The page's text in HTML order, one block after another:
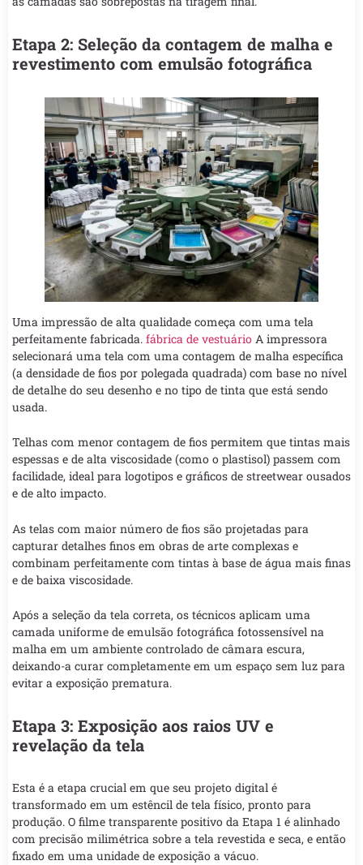
Etapa 2: Seleção da contagem de malha e
revestimento com emulsão fotográfica
Uma impressão de alta qualidade começa com uma tela
perfeitamente fabricada. fábrica de vestuário A impressora
selecionará uma tela com uma contagem de malha específica
(a densidade de fios por polegada quadrada) com base no nível
de detalhe do seu desenho e no tipo de tinta que está sendo
usada.
Telhas com menor contagem de fios permitem que tintas mais
espessas e de alta viscosidade (como o plastisol) passem com
facilidade, ideal para logotipos e gráficos de streetwear ousados
e de alto impacto.
As telas com maior número de fios são projetadas para
capturar detalhes finos em obras de arte complexas e
combinam perfeitamente com tintas à base de água mais finas
e de baixa viscosidade.
Após a seleção da tela correta, os técnicos aplicam uma
camada uniforme de emulsão fotográfica fotossensível na
malha em um ambiente controlado de câmara escura,
deixando-a curar completamente em um espaço sem luz para
evitar a exposição prematura.
Etapa 3: Exposição aos raios UV e
revelação da tela
Esta é a etapa crucial em que seu projeto digital é
transformado em um estêncil de tela físico, pronto para
produção. O filme transparente positivo da Etapa 1 é alinhado
com precisão milimétrica sobre a tela revestida e seca, e então
fixado em uma unidade de exposição a vácuo.